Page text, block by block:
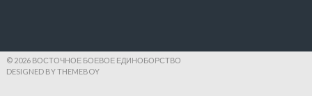
© 2026 ВОСТОЧНОЕ БОЕВОЕ ЕДИНОБОРСТВО
DESIGNED BY THEMEBOY